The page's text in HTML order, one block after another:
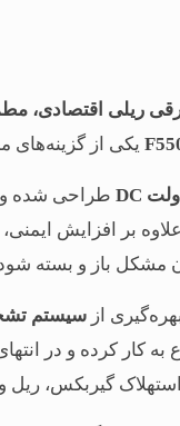
ریلی اقتصادی،
یکی از گزینه‌های
طراحی شده و
علاوه بر افزایش
مشکل باز و بسته
از سیستم
کار کرده و در
گیربکس، ریل